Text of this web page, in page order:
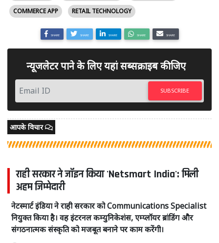
COMMERCE APP
RETAIL TECHNOLOGY
SHARE SHARE SHARE SHARE SHARE
न्यूजलेटर पाने के लिए यहां सब्सक्राइब कीजिए
SUBSCRIBE
आपके विचार
राही सरकार ने जॉइन किया 'Netsmart India': मिली
अहम जिम्मेदारी
नेटस्मार्ट इंडिया ने राही सरकार को Communications Specialist
नियुक्त किया है। वह इंटरनल कम्युनिकेशंस, एम्प्लॉयर ब्रांडिंग और
संगठनात्मक संस्कृति को मजबूत बनाने पर काम करेंगी।